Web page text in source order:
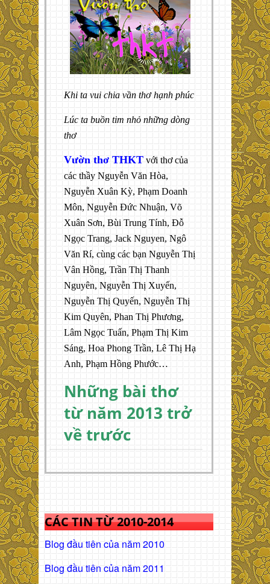
Khi ta vui chia vần thơ hạnh phúc
Lúc ta buồn tim nhỏ những dòng
thơ
Vườn thơ THKT với thơ của
các thầy Nguyễn Văn Hòa,
Nguyễn Xuân Kỳ, Phạm Doanh
Môn, Nguyễn Đức Nhuận, Võ
Xuân Sơn, Bùi Trung Tính, Đỗ
Ngọc Trang, Jack Nguyen, Ngô
Văn Rí, cùng các bạn Nguyễn Thị
Vân Hồng, Trần Thị Thanh
Nguyên, Nguyễn Thị Xuyến,
Nguyễn Thị Quyến, Nguyễn Thị
Kim Quyên, Phan Thị Phương,
Lâm Ngọc Tuấn, Phạm Thị Kim
Sáng, Hoa Phong Trần, Lê Thị Hạ
Anh, Phạm Hồng Phước…
Những bài thơ
từ năm 2013 trở
về trước
CÁC TIN TỪ 2010-2014
Blog đầu tiên của năm 2010
Blog đầu tiên của năm 2011